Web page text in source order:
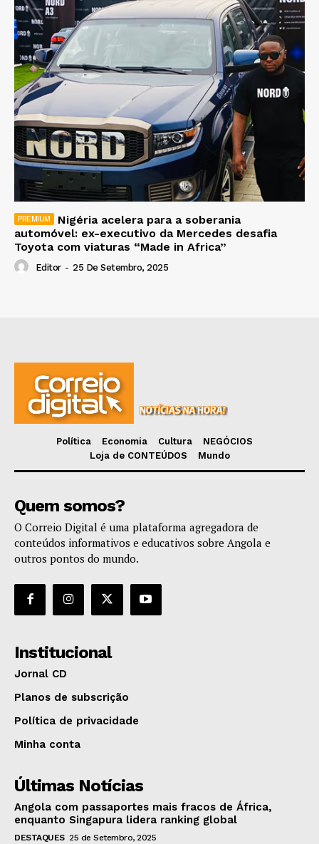
Nigéria acelera para a soberania
automóvel: ex-executivo da Mercedes desafia
Toyota com viaturas “Made in Africa”
Editor - 25 De Setembro, 2025
Política Economia Cultura
NEGÓCIOS
Loja de CONTEÚDOS
Mundo
Quem somos?
O Correio Digital é uma plataforma agregadora de
conteúdos informativos e educativos sobre Angola e
outros pontos do mundo.
Institucional
Jornal CD
Planos de subscrição
Política de privacidade
Minha conta
Últimas Notícias
Angola com passaportes mais fracos de África,
enquanto Singapura lidera ranking global
DESTAQUES 25 de Setembro, 2025